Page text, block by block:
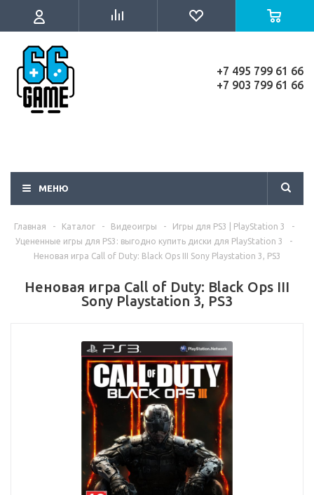
+7 495 799 61 66
+7 903 799 61 66
МЕНЮ
Главная - Каталог - Видеоигры - Игры для PS3 | PlayStation 3
-
Уцененные игры для PS3: выгодно купить диски для PlayStation 3
-
Неновая игра Call of Duty: Black Ops III Sony Playstation 3, PS3
Неновая игра Call of Duty: Black Ops III
Sony Playstation 3, PS3